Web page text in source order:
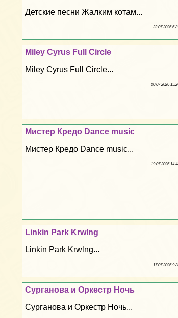
Детские песни Жалким котам...
22 07 2026
Miley Cyrus Full Circle
Miley Cyrus Full Circle...
20 07 2026
Мистер Кредо Dance music
Мистер Кредо Dance music...
19 07 2026
Linkin Park Krwlng
Linkin Park Krwlng...
17 07 2026
Сурганова и Оркестр Ночь
Сурганова и Оркестр Ночь...